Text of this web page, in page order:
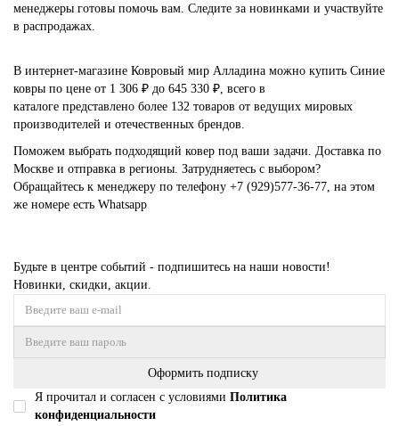
менеджеры готовы помочь вам. Следите за новинками и участвуйте
в распродажах.
В интернет-магазине Ковровый мир Алладина можно купить Синие
ковры по цене от 1 306 ₽ до 645 330 ₽, всего в
каталоге представлено более 132 товаров от ведущих мировых
производителей и отечественных брендов.
Поможем выбрать подходящий ковер под ваши задачи. Доставка по
Москве и отправка в регионы. Затрудняетесь с выбором?
Обращайтесь к менеджеру по телефону +7 (929)577-36-77 , на этом
же номере есть Whatsapp
Будьте в центре событий - подпишитесь на наши новости!
Новинки, скидки, акции.
Оформить подписку
Я прочитал и согласен с условиями Политика
конфиденциальности